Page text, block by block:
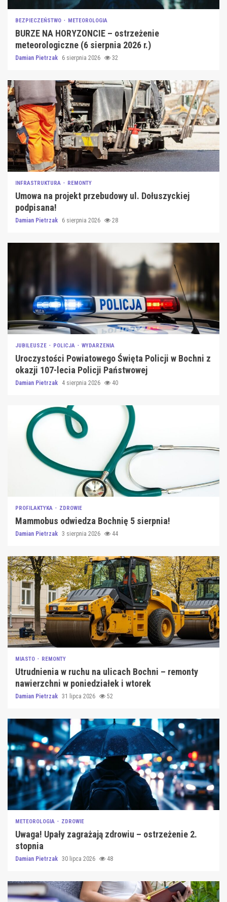
BEZPIECZEŃSTWO METEOROLOGIA
BURZE NA HORYZONCIE – ostrzeżenie
meteorologiczne (6 sierpnia 2026 r.)
Damian Pietrzak 6 sierpnia 2026 32
INFRASTRUKTURA REMONTY
Umowa na projekt przebudowy ul. Dołuszyckiej
podpisana!
Damian Pietrzak 6 sierpnia 2026 28
JUBILEUSZE POLICJA WYDARZENIA
Uroczystości Powiatowego Święta Policji w Bochni z
okazji 107-lecia Policji Państwowej
Damian Pietrzak 4 sierpnia 2026 40
PROFILAKTYKA ZDROWIE
Mammobus odwiedza Bochnię 5 sierpnia!
Damian Pietrzak 3 sierpnia 2026 44
MIASTO REMONTY
Utrudnienia w ruchu na ulicach Bochni – remonty
nawierzchni w poniedziałek i wtorek
Damian Pietrzak 31 lipca 2026 52
METEOROLOGIA ZDROWIE
Uwaga! Upały zagrażają zdrowiu – ostrzeżenie 2.
stopnia
Damian Pietrzak 30 lipca 2026 48